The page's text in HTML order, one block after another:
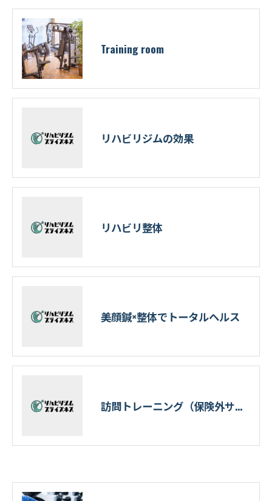
Training room
リハビリジムの効果
リハビリ整体
美顔鍼×整体でトータルヘルス
訪問トレーニング（保険外サービス）